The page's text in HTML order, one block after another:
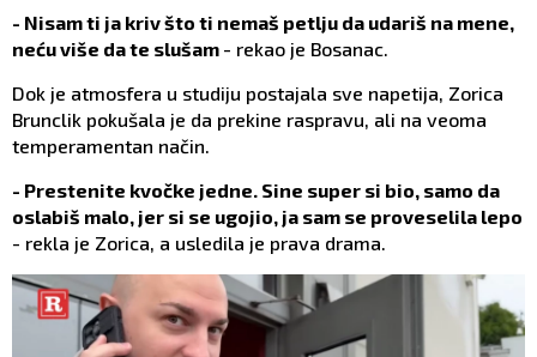
- Nisam ti ja kriv što ti nemaš petlju da udariš na mene,
neću više da te slušam - rekao je Bosanac.
Dok je atmosfera u studiju postajala sve napetija, Zorica
Brunclik pokušala je da prekine raspravu, ali na veoma
temperamentan način.
- Prestenite kvočke jedne. Sine super si bio, samo da
oslabiš malo, jer si se ugojio, ja sam se proveselila lepo
- rekla je Zorica, a usledila je prava drama.